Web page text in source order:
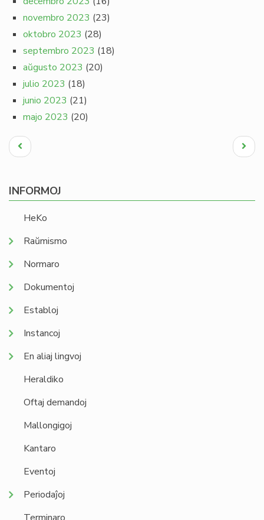
novembro 2023 (23)
oktobro 2023 (28)
septembro 2023 (18)
aŭgusto 2023 (20)
julio 2023 (18)
junio 2023 (21)
majo 2023 (20)
Pagination
Antaŭa
paĝo
Next
page
INFORMOJ
HeKo
Raŭmismo
Normaro
Dokumentoj
Establoj
Instancoj
En aliaj lingvoj
Heraldiko
Oftaj demandoj
Mallongigoj
Kantaro
Eventoj
Periodaĵoj